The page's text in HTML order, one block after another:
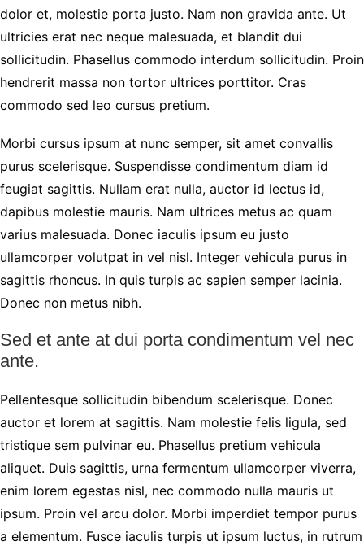
dolor et, molestie porta justo. Nam non gravida ante. Ut
ultricies erat nec neque malesuada, et blandit dui
sollicitudin. Phasellus commodo interdum sollicitudin. Proin
hendrerit massa non tortor ultrices porttitor. Cras
commodo sed leo cursus pretium.
Morbi cursus ipsum at nunc semper, sit amet convallis
purus scelerisque. Suspendisse condimentum diam id
feugiat sagittis. Nullam erat nulla, auctor id lectus id,
dapibus molestie mauris. Nam ultrices metus ac quam
varius malesuada. Donec iaculis ipsum eu justo
ullamcorper volutpat in vel nisl. Integer vehicula purus in
sagittis rhoncus. In quis turpis ac sapien semper lacinia.
Donec non metus nibh.
Sed et ante at dui porta condimentum vel nec
ante.
Pellentesque sollicitudin bibendum scelerisque. Donec
auctor et lorem at sagittis. Nam molestie felis ligula, sed
tristique sem pulvinar eu. Phasellus pretium vehicula
aliquet. Duis sagittis, urna fermentum ullamcorper viverra,
enim lorem egestas nisl, nec commodo nulla mauris ut
ipsum. Proin vel arcu dolor. Morbi imperdiet tempor purus
a elementum. Fusce iaculis turpis ut ipsum luctus, in rutrum